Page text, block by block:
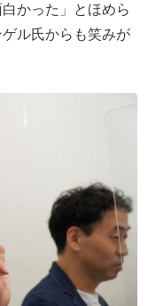
かった」とほめら
ル氏からも笑みが